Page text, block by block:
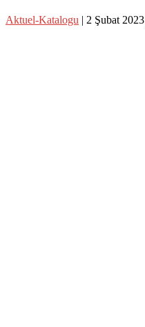
Aktuel-Katalogu | 2 Şubat 2023